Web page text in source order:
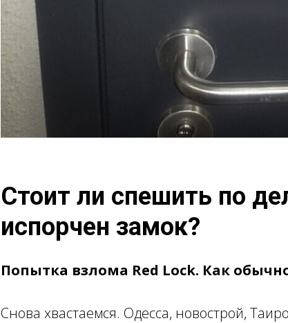
Стоит ли спешить по
испорчен замок?
Попытка взлома Red Lock. Как
Снова хвастаемся. Одесса, новострой,